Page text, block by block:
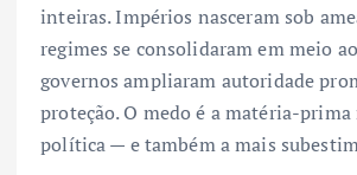
inteiras. Impérios nasceram sob
regimes se consolidaram em meio
governos ampliaram autoridade
proteção. O medo é a matéria-
política — e também a mais